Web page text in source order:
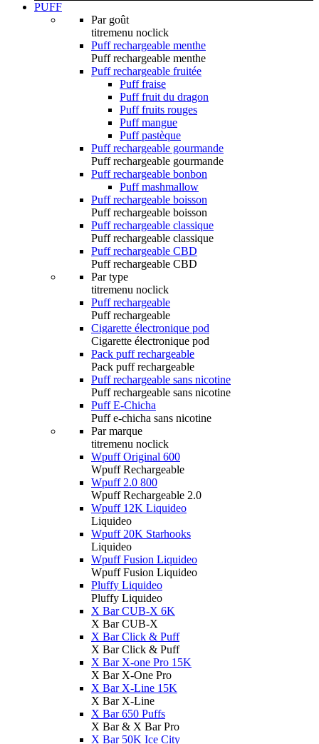
PUFF
Par goût
titremenu noclick
Puff rechargeable menthe
Puff rechargeable menthe
Puff rechargeable fruitée
Puff fraise
Puff fruit du dragon
Puff fruits rouges
Puff mangue
Puff pastèque
Puff rechargeable gourmande
Puff rechargeable gourmande
Puff rechargeable bonbon
Puff mashmallow
Puff rechargeable boisson
Puff rechargeable boisson
Puff rechargeable classique
Puff rechargeable classique
Puff rechargeable CBD
Puff rechargeable CBD
Par type
titremenu noclick
Puff rechargeable
Puff rechargeable
Cigarette électronique pod
Cigarette électronique pod
Pack puff rechargeable
Pack puff rechargeable
Puff rechargeable sans nicotine
Puff rechargeable sans nicotine
Puff E-Chicha
Puff e-chicha sans nicotine
Par marque
titremenu noclick
Wpuff Original 600
Wpuff Rechargeable
Wpuff 2.0 800
Wpuff Rechargeable 2.0
Wpuff 12K Liquideo
Liquideo
Wpuff 20K Starhooks
Liquideo
Wpuff Fusion Liquideo
Wpuff Fusion Liquideo
Pluffy Liquideo
Pluffy Liquideo
X Bar CUB-X 6K
X Bar CUB-X
X Bar Click & Puff
X Bar Click & Puff
X Bar X-one Pro 15K
X Bar X-One Pro
X Bar X-Line 15K
X Bar X-Line
X Bar 650 Puffs
X Bar & X Bar Pro
X Bar 50K Ice City